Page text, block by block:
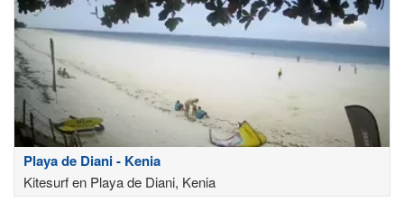
Playa de Diani - Kenia
Kitesurf en Playa de Diani, Kenia